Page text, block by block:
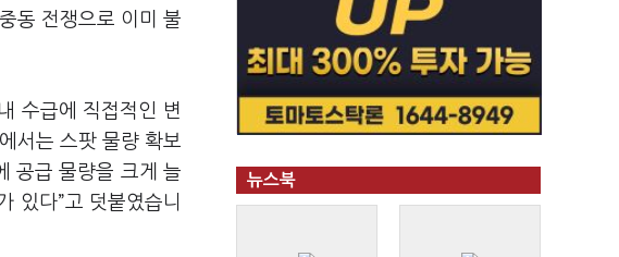
동 전쟁으로 이미 불
수급에 직접적인 변
서는 스팟 물량 확보
공급 물량을 크게 늘
있다”고 덧붙였습니
뉴스북